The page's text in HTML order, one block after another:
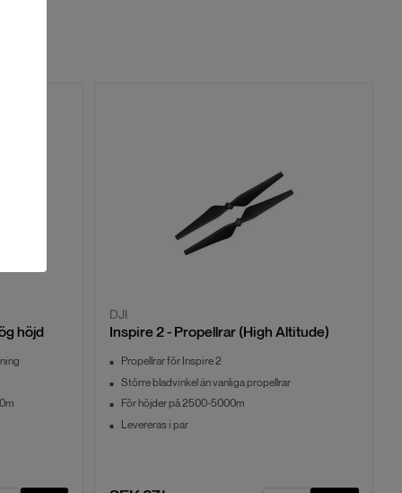
höjd
DJI
Inspire 2 - Propellrar (High Altitude)
Propellrar för Inspire 2
Större bladvinkel än vanliga propellrar
För höjder på 2500-5000m
Levereras i par